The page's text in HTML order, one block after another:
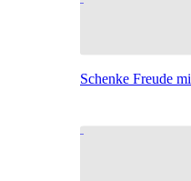
Schenke Freude